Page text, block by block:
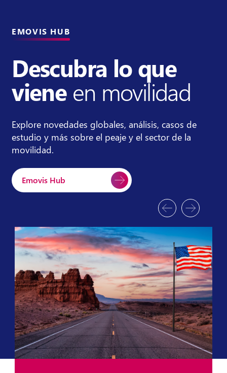
EMOVIS HUB
Descubra lo que
vieneen movilidad
Explore novedades globales, análisis, casos de
estudio y más sobre el peaje y el sector de la
movilidad.
Emovis Hub